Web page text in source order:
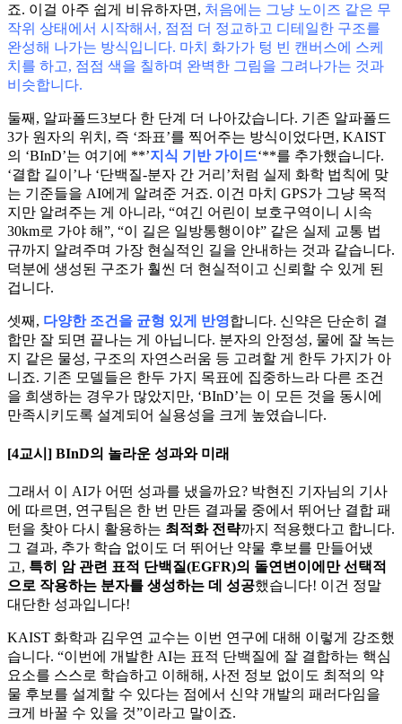
죠. 이걸 아주 쉽게 비유하자면, 처음에는 그냥 노이즈 같은 무
작위 상태에서 시작해서, 점점 더 정교하고 디테일한 구조를
완성해 나가는 방식입니다. 마치 화가가 텅 빈 캔버스에 스케
치를 하고, 점점 색을 칠하며 완벽한 그림을 그려나가는 것과
비슷합니다.
둘째, 알파폴드3보다 한 단계 더 나아갔습니다. 기존 알파폴드
3가 원자의 위치, 즉 ‘좌표’를 찍어주는 방식이었다면, KAIST
의 ‘BInD’는 여기에 **’지식 기반 가이드‘**를 추가했습니다.
‘결합 길이’나 ‘단백질-분자 간 거리’처럼 실제 화학 법칙에 맞
는 기준들을 AI에게 알려준 거죠. 이건 마치 GPS가 그냥 목적
지만 알려주는 게 아니라, “여긴 어린이 보호구역이니 시속
30km로 가야 해”, “이 길은 일방통행이야” 같은 실제 교통 법
규까지 알려주며 가장 현실적인 길을 안내하는 것과 같습니다.
덕분에 생성된 구조가 훨씬 더 현실적이고 신뢰할 수 있게 된
겁니다.
셋째, 다양한 조건을 균형 있게 반영합니다. 신약은 단순히 결
합만 잘 되면 끝나는 게 아닙니다. 분자의 안정성, 물에 잘 녹는
지 같은 물성, 구조의 자연스러움 등 고려할 게 한두 가지가 아
니죠. 기존 모델들은 한두 가지 목표에 집중하느라 다른 조건
을 희생하는 경우가 많았지만, ‘BInD’는 이 모든 것을 동시에
만족시키도록 설계되어 실용성을 크게 높였습니다.
[4교시] BInD의 놀라운 성과와 미래
그래서 이 AI가 어떤 성과를 냈을까요? 박현진 기자님의 기사
에 따르면, 연구팀은 한 번 만든 결과물 중에서 뛰어난 결합 패
턴을 찾아 다시 활용하는 최적화 전략까지 적용했다고 합니다.
그 결과, 추가 학습 없이도 더 뛰어난 약물 후보를 만들어냈
고, 특히 암 관련 표적 단백질(EGFR)의 돌연변이에만 선택적
으로 작용하는 분자를 생성하는 데 성공했습니다! 이건 정말
대단한 성과입니다!
KAIST 화학과 김우연 교수는 이번 연구에 대해 이렇게 강조했
습니다. “이번에 개발한 AI는 표적 단백질에 잘 결합하는 핵심
요소를 스스로 학습하고 이해해, 사전 정보 없이도 최적의 약
물 후보를 설계할 수 있다는 점에서 신약 개발의 패러다임을
크게 바꿀 수 있을 것”이라고 말이죠.